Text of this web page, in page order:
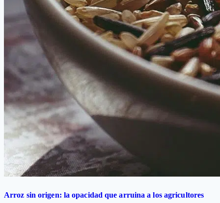
Arroz sin origen: la opacidad que arruina a los agricultores